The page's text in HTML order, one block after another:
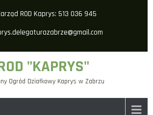
ROD Kaprys: 513 036 945
"KAPRYS"
Ogród Działkowy Kaprys w Zabrzu